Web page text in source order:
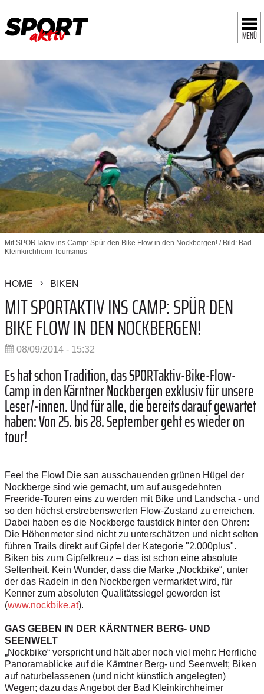
MENÜ
Mit SPORTaktiv ins Camp: Spür den Bike Flow in den Nockbergen! / Bild: Bad
Kleinkirchheim Tourismus
HOME BIKEN
MIT SPORTAKTIV INS CAMP: SPÜR DEN
BIKE FLOW IN DEN NOCKBERGEN!
08/09/2014 - 15:32
Es hat schon Tradition, das SPORTaktiv-Bike-Flow-
Camp in den Kärntner Nockbergen exklusiv für unsere
Leser/-innen. Und für alle, die bereits darauf gewartet
haben: Von 25. bis 28. September geht es wieder on
tour!
Feel the Flow! Die san ausschauenden grünen Hügel der
Nockberge sind wie gemacht, um auf ausgedehnten
Freeride-Touren eins zu werden mit Bike und Landscha - und
so den höchst erstrebenswerten Flow-Zustand zu erreichen.
Dabei haben es die Nockberge faustdick hinter den Ohren:
Die Höhenmeter sind nicht zu unterschätzen und nicht selten
führen Trails direkt auf Gipfel der Kategorie "2.000plus".
Biken bis zum Gipfelkreuz – das ist schon eine absolute
Seltenheit. Kein Wunder, dass die Marke „Nockbike“, unter
der das Radeln in den Nockbergen vermarktet wird, für
Kenner zum absoluten Qualitätssiegel geworden ist
(www.nockbike.at).
GAS GEBEN IN DER KÄRNTNER BERG- UND
SEENWELT
„Nockbike“ verspricht und hält aber noch viel mehr: Herrliche
Panoramablicke auf die Kärntner Berg- und Seenwelt; Biken
auf naturbelassenen (und nicht künstlich angelegten)
Wegen; dazu das Angebot der Bad Kleinkirchheimer